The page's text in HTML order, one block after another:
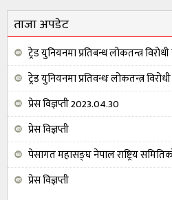
ताजा अपडेट
ट्रेड युनियनमा प्रतिबन्ध लोकतन्त्र
ट्रेड युनियनमा प्रतिवन्धः लोकतन्त्र
प्रेस विज्ञप्ती 2023.04.30
प्रेस विज्ञप्ती
पेसागत महासङ्घ नेपाल राष्ट्रिय
प्रेस विज्ञप्ती